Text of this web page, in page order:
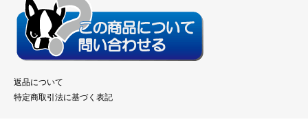
返品について
特定商取引法に基づく表記